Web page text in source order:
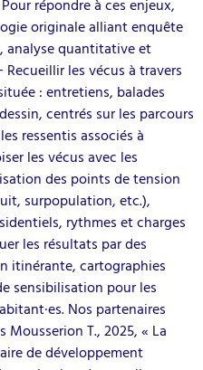
répondre à ces enjeux,
originale alliant enquête
analyse quantitative et
les vécus à travers
: entretiens, balades
centrés sur les parcours
ressentis associés à
les vécus avec les
des points de tension
surpopulation, etc.),
rythmes et charges
les résultats par des
itinérante, cartographies
sensibilisation pour les
Nos partenaires
T., 2025, « La
de développement